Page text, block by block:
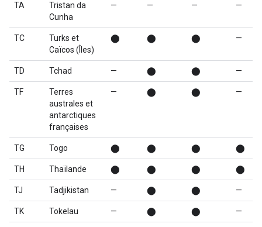
TA
Tristan da
Cunha
— — — —
TC
Turks et
Caïcos (Îles)
⬤ ⬤ ⬤ —
TD Tchad — ⬤ ⬤ —
TF
Terres
australes et
antarctiques
françaises
— ⬤ ⬤ —
TG Togo ⬤ ⬤ ⬤ ⬤
TH Thaïlande ⬤ ⬤ ⬤ ⬤
TJ Tadjikistan — ⬤ ⬤ —
TK Tokelau — ⬤ ⬤ —